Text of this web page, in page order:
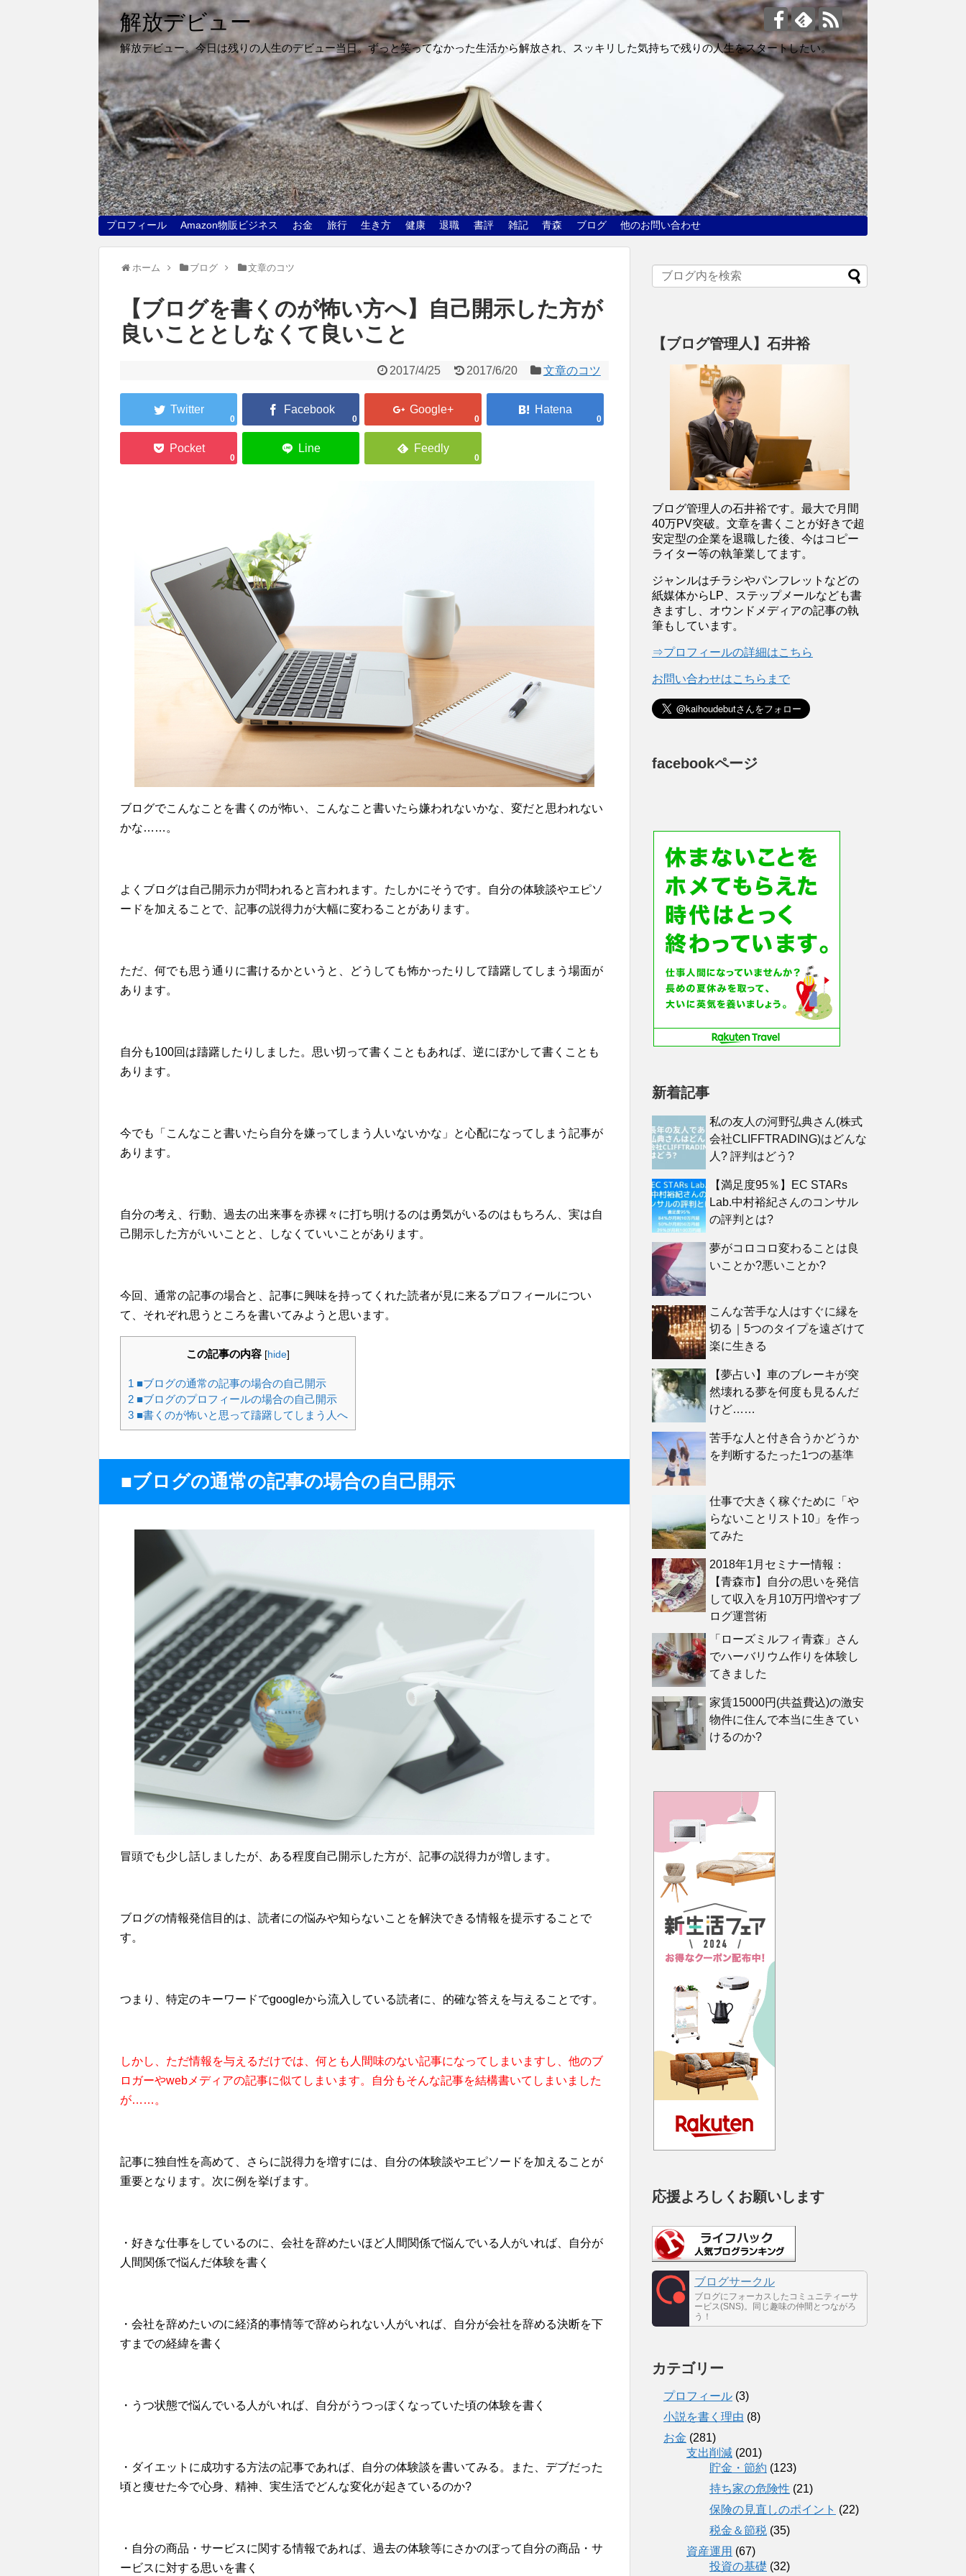
解放デビュー
解放デビュー。今日は残りの人生のデビュー当日。ずっと笑ってなかった生活から解放され、スッキリした気持ちで残りの人生をスタートしたい。
プロフィール Amazon物販ビジネス お金 旅行 生き方 健康 退職 書評 雑記 青森 ブログ 他のお問い合わせ
ホーム ブログ 文章のコツ
【ブログを書くのが怖い方へ】自己開示した方が
良いこととしなくて良いこと
2017/4/25 2017/6/20 文章のコツ
0 0 0 0
0 0
ブログでこんなことを書くのが怖い、こんなこと書いたら嫌われないかな、変だと思われない
かな……。
よくブログは自己開示力が問われると言われます。たしかにそうです。自分の体験談やエピソ
ードを加えることで、記事の説得力が大幅に変わることがあります。
ただ、何でも思う通りに書けるかというと、どうしても怖かったりして躊躇してしまう場面が
あります。
自分も100回は躊躇したりしました。思い切って書くこともあれば、逆にぼかして書くことも
あります。
今でも「こんなこと書いたら自分を嫌ってしまう人いないかな」と心配になってしまう記事が
あります。
自分の考え、行動、過去の出来事を赤裸々に打ち明けるのは勇気がいるのはもちろん、実は自
己開示した方がいいことと、しなくていいことがあります。
今回、通常の記事の場合と、記事に興味を持ってくれた読者が見に来るプロフィールについ
て、それぞれ思うところを書いてみようと思います。
この記事の内容 [hide]
1 ■ブログの通常の記事の場合の自己開示
2 ■ブログのプロフィールの場合の自己開示
3 ■書くのが怖いと思って躊躇してしまう人へ
■ブログの通常の記事の場合の自己開示
冒頭でも少し話しましたが、ある程度自己開示した方が、記事の説得力が増します。
ブログの情報発信目的は、読者にの悩みや知らないことを解決できる情報を提示することで
す。
つまり、特定のキーワードでgoogleから流入している読者に、的確な答えを与えることです。
しかし、ただ情報を与えるだけでは、何とも人間味のない記事になってしまいますし、他のブ
ロガーやwebメディアの記事に似てしまいます。自分もそんな記事を結構書いてしまいました
が……。
記事に独自性を高めて、さらに説得力を増すには、自分の体験談やエピソードを加えることが
重要となります。次に例を挙げます。
・好きな仕事をしているのに、会社を辞めたいほど人間関係で悩んでいる人がいれば、自分が
人間関係で悩んだ体験を書く
・会社を辞めたいのに経済的事情等で辞められない人がいれば、自分が会社を辞める決断を下
すまでの経緯を書く
・うつ状態で悩んでいる人がいれば、自分がうつっぽくなっていた頃の体験を書く
・ダイエットに成功する方法の記事であれば、自分の体験談を書いてみる。また、デブだった
頃と痩せた今で心身、精神、実生活でどんな変化が起きているのか?
・自分の商品・サービスに関する情報であれば、過去の体験等にさかのぼって自分の商品・サ
ービスに対する思いを書く
【ブログ管理人】石井裕
ブログ管理人の石井裕です。最大で月間
40万PV突破。文章を書くことが好きで超
安定型の企業を退職した後、今はコピー
ライター等の執筆業してます。
ジャンルはチラシやパンフレットなどの
紙媒体からLP、ステップメールなども書
きますし、オウンドメディアの記事の執
筆もしています。
⇒プロフィールの詳細はこちら
お問い合わせはこちらまで
facebookページ
新着記事
私の友人の河野弘典さん(株式
会社CLIFFTRADING)はどんな
人? 評判はどう?
【満足度95％】EC STARs
Lab.中村裕紀さんのコンサル
の評判とは?
夢がコロコロ変わることは良
いことか?悪いことか?
こんな苦手な人はすぐに縁を
切る｜5つのタイプを遠ざけて
楽に生きる
【夢占い】車のブレーキが突
然壊れる夢を何度も見るんだ
けど……
苦手な人と付き合うかどうか
を判断するたった1つの基準
仕事で大きく稼ぐために「や
らないことリスト10」を作っ
てみた
2018年1月セミナー情報：
【青森市】自分の思いを発信
して収入を月10万円増やすブ
ログ運営術
「ローズミルフィ青森」さん
でハーバリウム作りを体験し
てきました
家賃15000円(共益費込)の激安
物件に住んで本当に生きてい
けるのか?
応援よろしくお願いします
ブログサークル
ブログにフォーカスしたコミュニティーサ
ービス(SNS)。同じ趣味の仲間とつながろ
う！
カテゴリー
プロフィール (3)
小説を書く理由 (8)
お金 (281)
支出削減 (201)
貯金・節約 (123)
持ち家の危険性 (21)
保険の見直しのポイント (22)
税金＆節税 (35)
資産運用 (67)
投資の基礎 (32)